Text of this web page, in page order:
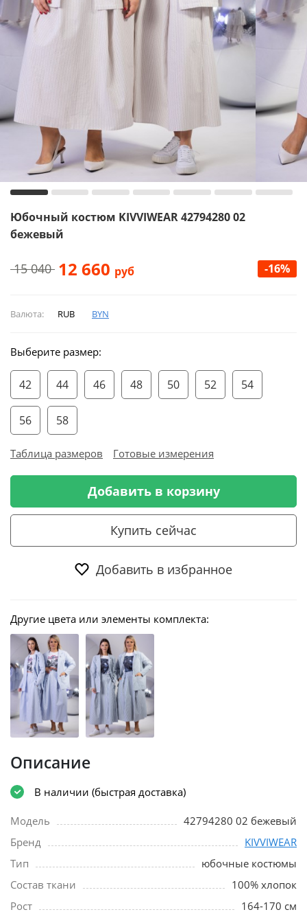
Юбочный костюм KIVVIWEAR 42794280 02
бежевый
15 040 12 660 руб -16%
Валюта: RUB BYN
Выберите размер:
42 44 46 48 50 52 54
56 58
Таблица размеров Готовые измерения
Добавить в корзину
Купить сейчас
Добавить в избранное
Другие цвета или элементы комплекта:
Описание
В наличии (быстрая доставка)
Модель
42794280 02 бежевый
Бренд
KIVVIWEAR
Тип
юбочные костюмы
Состав ткани
100% хлопок
Рост
164-170 см